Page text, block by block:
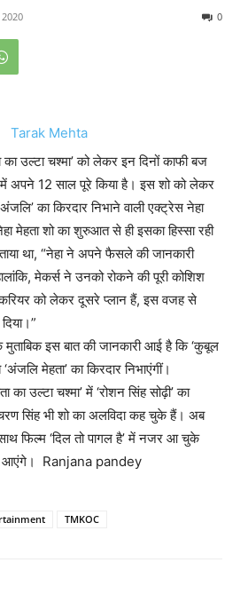
0
का उल्टा चश्मा’ को लेकर इन दिनों काफी बज
अपने 12 साल पूरे किया है। इस शो को लेकर
का किरदार निभाने वाली एक्ट्रेस नेहा
मेहता शो का शुरुआत से ही इसका हिस्सा रही
था, “नेहा ने अपने फैसले की जानकारी
मेकर्स ने उनको रोकने की पूरी कोशिश
को लेकर दूसरे प्लान हैं, इस वजह से
मुताबिक इस बात की जानकारी आई है कि ‘कुबूल
मेहता’ का किरदार निभाएंगीं।
का उल्टा चश्मा’ में ‘रोशन सिंह सोढ़ी’ का
सिंह भी शो का अलविदा कह चुके हैं। अब
फिल्म ‘दिल तो पागल है’ में नजर आ चुके
आएंगे। Ranjana pandey
TMKOC